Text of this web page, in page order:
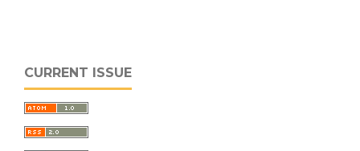
CURRENT ISSUE